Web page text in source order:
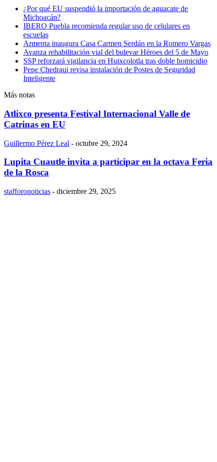
¿Por qué EU suspendió la importación de aguacate de
Michoacán?
IBERO Puebla recomienda regular uso de celulares en
escuelas
Armenta inaugura Casa Carmen Serdán en la Romero Vargas
Avanza rehabilitación vial del bulevar Héroes del 5 de Mayo
SSP reforzará vigilancia en Huixcolotla tras doble homicidio
Pepe Chedraui revisa instalación de Postes de Seguridad
Inteligente
Más notas
Atlixco presenta Festival Internacional Valle de
Catrinas en EU
Guillermo Pérez Leal - octubre 29, 2024
Lupita Cuautle invita a participar en la octava Feria
de la Rosca
stafforonoticias - diciembre 29, 2025